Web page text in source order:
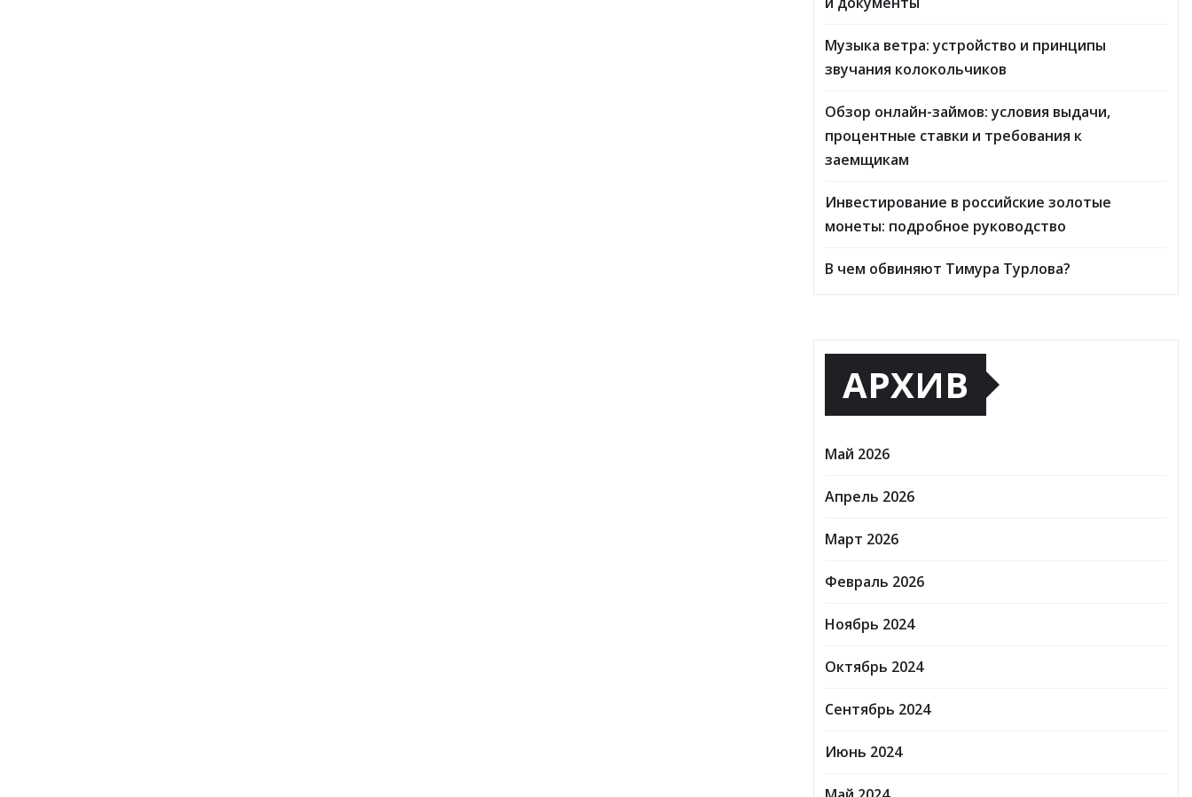
Музыка ветра: устройство и принципы
звучания колокольчиков
Обзор онлайн-займов: условия выдачи,
процентные ставки и требования к
заемщикам
Инвестирование в российские золотые
монеты: подробное руководство
В чем обвиняют Тимура Турлова?
АРХИВ
Май 2026
Апрель 2026
Март 2026
Февраль 2026
Ноябрь 2024
Октябрь 2024
Сентябрь 2024
Июнь 2024